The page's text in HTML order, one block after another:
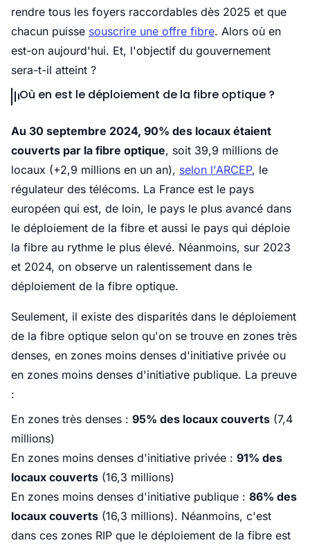
rendre tous les foyers raccordables dès 2025 et que
chacun puisse souscrire une offre fibre. Alors où en
est-on aujourd'hui. Et, l'objectif du gouvernement
sera-t-il atteint ?
Où en est le déploiement de la fibre optique ?
Au 30 septembre 2024, 90% des locaux étaient
couverts par la fibre optique, soit 39,9 millions de
locaux (+2,9 millions en un an), selon l'ARCEP, le
régulateur des télécoms. La France est le pays
européen qui est, de loin, le pays le plus avancé dans
le déploiement de la fibre et aussi le pays qui déploie
la fibre au rythme le plus élevé. Néanmoins, sur 2023
et 2024, on observe un ralentissement dans le
déploiement de la fibre optique.
Seulement, il existe des disparités dans le déploiement
de la fibre optique selon qu'on se trouve en zones très
denses, en zones moins denses d'initiative privée ou
en zones moins denses d'initiative publique. La preuve
:
En zones très denses : 95% des locaux couverts (7,4
millions)
En zones moins denses d'initiative privée : 91% des
locaux couverts (16,3 millions)
En zones moins denses d'initiative publique : 86% des
locaux couverts (16,3 millions). Néanmoins, c'est
dans ces zones RIP que le déploiement de la fibre est